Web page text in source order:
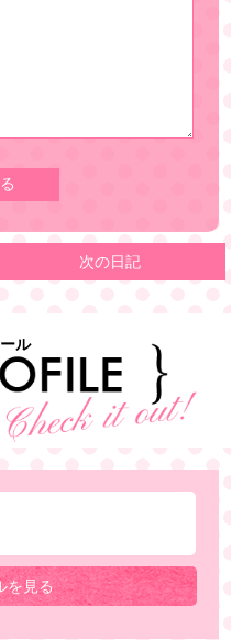
次の日記
ル
を見る